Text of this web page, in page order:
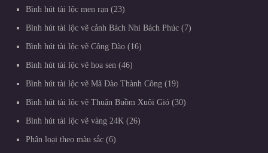
Bình hút tài lộc men rạn 23
Bình hút tài lộc vẽ cảnh Bách Nhi Bách Phúc 7
Bình hút tài lộc vẽ Công Đào 16
Bình hút tài lộc vẽ hoa sen 46
Bình hút tài lộc vẽ Mã Đào Thành Công 19
Bình hút tài lộc vẽ Thuận Buồm Xuôi Gió 30
Bình hút tài lộc vẽ vàng 24K 26
Phân loại theo màu sắc 6